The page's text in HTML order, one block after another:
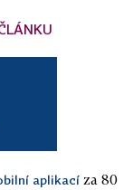
aplikací za 80